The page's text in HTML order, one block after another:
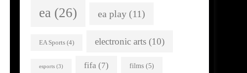
ea (26) ea play(11)
EA Sports(4) electronic arts(10)
esports(3) fifa (7) films(5)